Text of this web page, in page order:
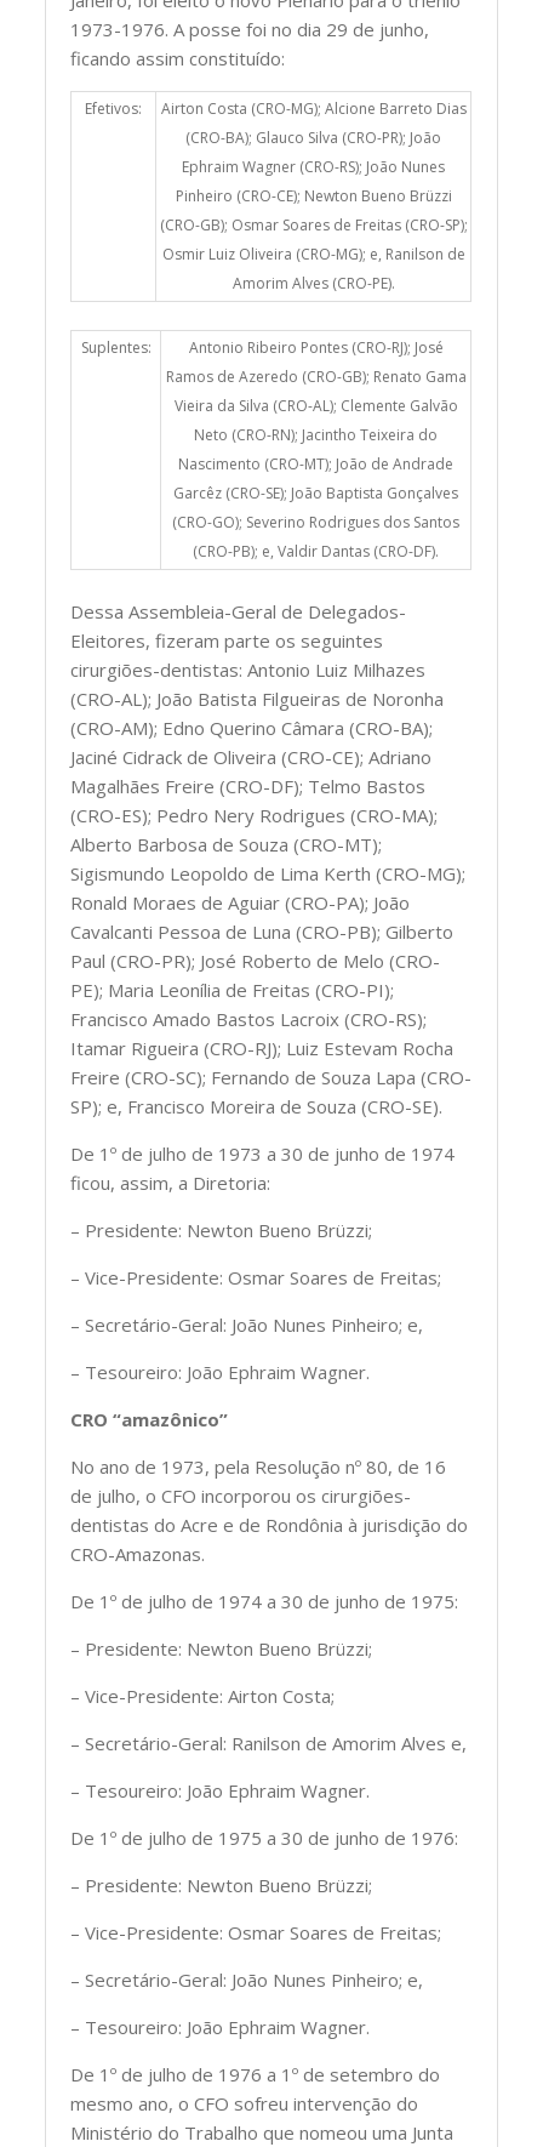
1973-1976. A posse foi no dia 29 de junho,
ficando assim constituído:
Efetivos:
Airton Costa (CRO-MG); Alcione Barreto Dias
(CRO-BA); Glauco Silva (CRO-PR); João
Ephraim Wagner (CRO-RS); João Nunes
Pinheiro (CRO-CE); Newton Bueno Brüzzi
(CRO-GB); Osmar Soares de Freitas (CRO-SP);
Osmir Luiz Oliveira (CRO-MG); e, Ranilson de
Amorim Alves (CRO-PE).
Suplentes:
Antonio Ribeiro Pontes (CRO-RJ); José
Ramos de Azeredo (CRO-GB); Renato Gama
Vieira da Silva (CRO-AL); Clemente Galvão
Neto (CRO-RN); Jacintho Teixeira do
Nascimento (CRO-MT); João de Andrade
Garcêz (CRO-SE); João Baptista Gonçalves
(CRO-GO); Severino Rodrigues dos Santos
(CRO-PB); e, Valdir Dantas (CRO-DF).
Dessa Assembleia-Geral de Delegados-
Eleitores, fizeram parte os seguintes
cirurgiões-dentistas: Antonio Luiz Milhazes
(CRO-AL); João Batista Filgueiras de Noronha
(CRO-AM); Edno Querino Câmara (CRO-BA);
Jaciné Cidrack de Oliveira (CRO-CE); Adriano
Magalhães Freire (CRO-DF); Telmo Bastos
(CRO-ES); Pedro Nery Rodrigues (CRO-MA);
Alberto Barbosa de Souza (CRO-MT);
Sigismundo Leopoldo de Lima Kerth (CRO-MG);
Ronald Moraes de Aguiar (CRO-PA); João
Cavalcanti Pessoa de Luna (CRO-PB); Gilberto
Paul (CRO-PR); José Roberto de Melo (CRO-
PE); Maria Leonília de Freitas (CRO-PI);
Francisco Amado Bastos Lacroix (CRO-RS);
Itamar Rigueira (CRO-RJ); Luiz Estevam Rocha
Freire (CRO-SC); Fernando de Souza Lapa (CRO-
SP); e, Francisco Moreira de Souza (CRO-SE).
De 1º de julho de 1973 a 30 de junho de 1974
ficou, assim, a Diretoria:
– Presidente: Newton Bueno Brüzzi;
– Vice-Presidente: Osmar Soares de Freitas;
– Secretário-Geral: João Nunes Pinheiro; e,
– Tesoureiro: João Ephraim Wagner.
CRO “amazônico”
No ano de 1973, pela Resolução nº 80, de 16
de julho, o CFO incorporou os cirurgiões-
dentistas do Acre e de Rondônia à jurisdição do
CRO-Amazonas.
De 1º de julho de 1974 a 30 de junho de 1975:
– Presidente: Newton Bueno Brüzzi;
– Vice-Presidente: Airton Costa;
– Secretário-Geral: Ranilson de Amorim Alves e,
– Tesoureiro: João Ephraim Wagner.
De 1º de julho de 1975 a 30 de junho de 1976:
– Presidente: Newton Bueno Brüzzi;
– Vice-Presidente: Osmar Soares de Freitas;
– Secretário-Geral: João Nunes Pinheiro; e,
– Tesoureiro: João Ephraim Wagner.
De 1º de julho de 1976 a 1º de setembro do
mesmo ano, o CFO sofreu intervenção do
Ministério do Trabalho que nomeou uma Junta